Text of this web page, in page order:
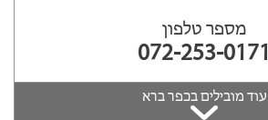
מספר טלפון
072-253-0171
עוד מובילים בכפר ברא